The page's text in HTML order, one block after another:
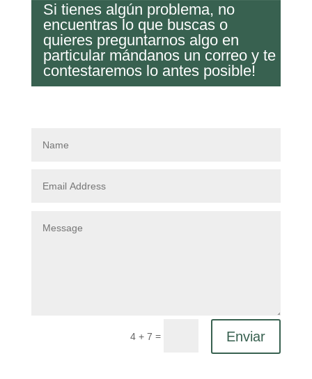
Si tienes algún problema, no
encuentras lo que buscas o
quieres preguntarnos algo en
particular mándanos un correo y te
contestaremos lo antes posible!
4 + 7 = Enviar